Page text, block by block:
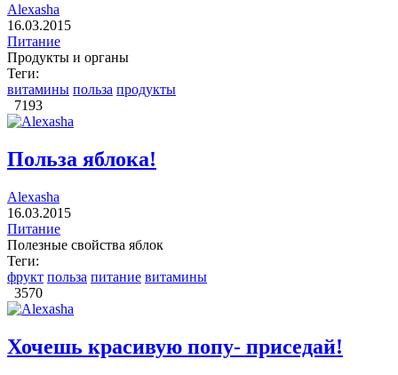
Alexasha
16.03.2015
Питание
Продукты и органы
Теги:
витамины польза продукты
7193
Польза яблока!
Alexasha
16.03.2015
Питание
Полезные свойства яблок
Теги:
фрукт польза питание витамины
3570
Хочешь красивую попу- приседай!